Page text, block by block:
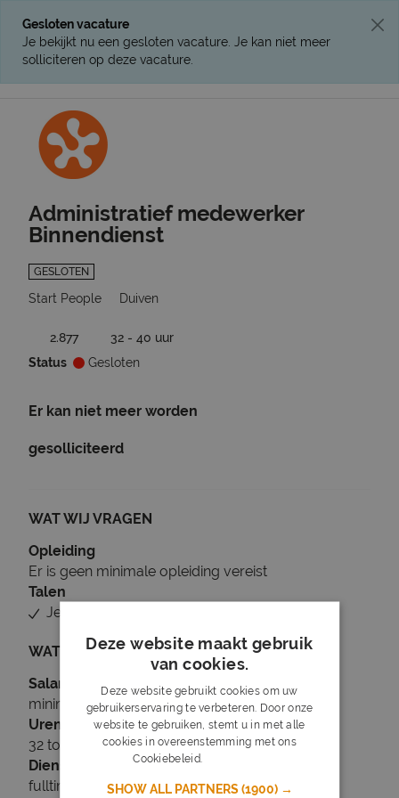
Gesloten vacature
Je bekijkt nu een gesloten vacature. Je kan niet meer
solliciteren op deze vacature.
Administratief medewerker
Binnendienst
GESLOTEN
Start People Duiven
2.877
32 - 40 uur
Status
Gesloten
Er kan niet meer worden
gesolliciteerd
WAT WIJ VRAGEN
Opleiding
Er is geen minimale opleiding vereist
Talen
Je beheerst Nederlands
WAT WIJ BIEDEN
Salaris
minimaal € 2.877
Uren
32 tot 40 uur per week
Dienstverband
fulltime
Deze website maakt gebruik
van cookies.
Deze website gebruikt cookies om uw
gebruikerservaring te verbeteren. Door onze
website te gebruiken, stemt u in met alle
cookies in overeenstemming met ons
Cookiebeleid.
SHOW ALL PARTNERS(1900) →